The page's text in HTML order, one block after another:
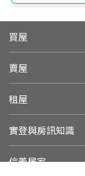
買屋
賣屋
租屋
實登與房訊知識
信義居家